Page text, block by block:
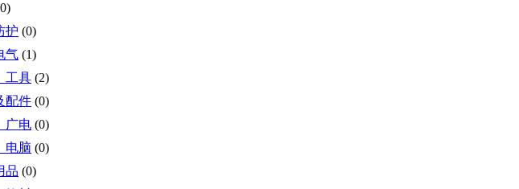
护 (0)
气 (1)
工具 (2)
配件 (0)
广电 (0)
电脑 (0)
品 (0)